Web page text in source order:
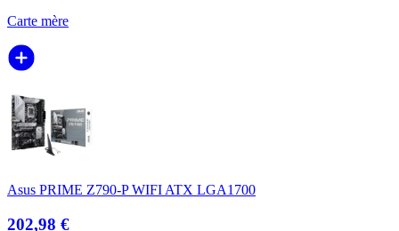
Carte mère
Asus PRIME Z790-P WIFI ATX LGA1700
202,98 €